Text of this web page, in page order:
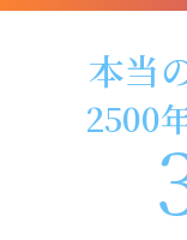
本当
2500